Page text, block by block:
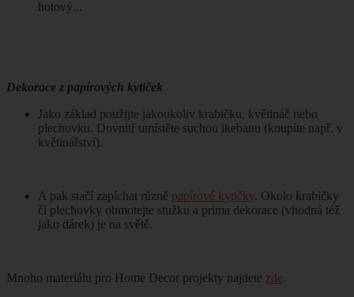
hotový...
Dekorace z papírových kytiček
Jako základ použijte jakoukoliv krabičku, květináč nebo
plechovku. Dovnitř umístěte suchou ikebanu (koupíte např. v
květinářství).
A pak stačí zapíchat různě papírové kytičky. Okolo krabičky
či plechovky obmotejte stužku a prima dekorace (vhodná též
jako dárek) je na světě.
Mnoho materiálu pro Home Decor projekty najdete zde.